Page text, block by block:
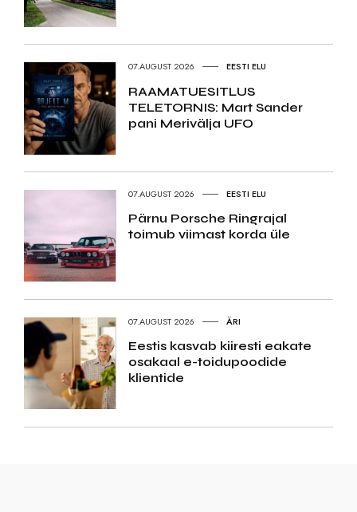
07.AUGUST 2026 EESTI ELU
RAAMATUESITLUS
TELETORNIS: Mart Sander
pani Merivälja UFO
07.AUGUST 2026 EESTI ELU
Pärnu Porsche Ringrajal
toimub viimast korda üle
07.AUGUST 2026 ÄRI
Eestis kasvab kiiresti eakate
osakaal e-toidupoodide
klientide